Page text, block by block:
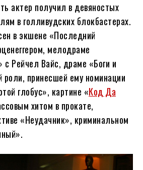
актер получил в девяностых
в голливудских блокбастерах.
в экшене «Последний
мелодраме
с Рейчел Вайс, драме «Боги и
роли, принесшей ему номинации
глобус», картине «Код Да
хитом в прокате,
«Неудачник», криминальном